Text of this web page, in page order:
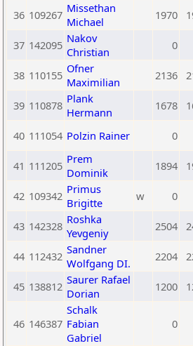
36 109267 Missethan
Michael
1970
37 142095 Nakov
Christian
0
38 110155 Ofner
Maximilian
2136
39 110878 Plank
Hermann
1678
40 111054 Polzin Rainer 0
41 111205 Prem
Dominik
1894
42 109342 Primus
Brigitte
w 0
43 142328 Roshka
Yevgeniy
2504
44 112432 Sandner
Wolfgang DI.
2204
45 138812 Saurer Rafael
Dorian
1200
46 146387
Schalk
Fabian
Gabriel
0